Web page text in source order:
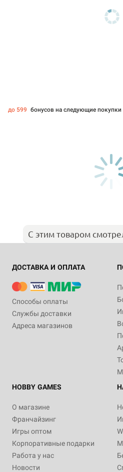
до 599 бонусов на следующие покупки
С этим товаром
ДОСТАВКА И ОПЛАТА
Способы оплаты
Службы доставки
Адреса магазинов
HOBBY GAMES
О магазине
Франчайзинг
Игры оптом
Корпоративные подарки
Работа у нас
Новости